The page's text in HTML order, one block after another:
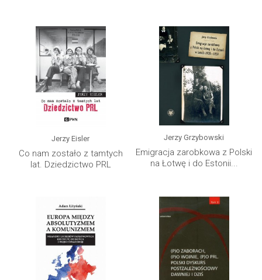
Jerzy Eisler
Co nam zostało z tamtych
lat. Dziedzictwo PRL
Jerzy Grzybowski
Emigracja zarobkowa z Polski
na Łotwę i do Estonii...